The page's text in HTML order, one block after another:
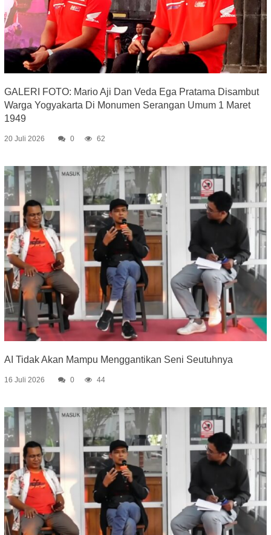
GALERI FOTO: Mario Aji Dan Veda Ega Pratama Disambut
Warga Yogyakarta Di Monumen Serangan Umum 1 Maret
1949
20 Juli 2026 0 62
AI Tidak Akan Mampu Menggantikan Seni Seutuhnya
16 Juli 2026 0 44